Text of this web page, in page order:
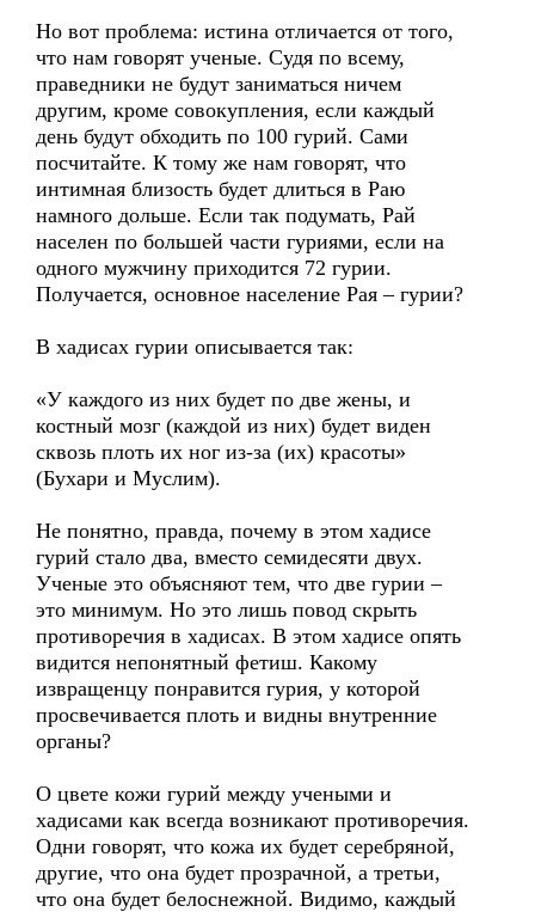
Но вот проблема: истина отличается от того,
что нам говорят ученые. Судя по всему,
праведники не будут заниматься ничем
другим, кроме совокупления, если каждый
день будут обходить по 100 гурий. Сами
посчитайте. К тому же нам говорят, что
интимная близость будет длиться в Раю
намного дольше. Если так подумать, Рай
населен по большей части гуриями, если на
одного мужчину приходится 72 гурии.
Получается, основное население Рая – гурии?
В хадисах гурии описывается так:
«У каждого из них будет по две жены, и
костный мозг (каждой из них) будет виден
сквозь плоть их ног из-за (их) красоты»
(Бухари и Муслим).
Не понятно, правда, почему в этом хадисе
гурий стало два, вместо семидесяти двух.
Ученые это объясняют тем, что две гурии –
это минимум. Но это лишь повод скрыть
противоречия в хадисах. В этом хадисе опять
видится непонятный фетиш. Какому
извращенцу понравится гурия, у которой
просвечивается плоть и видны внутренние
органы?
О цвете кожи гурий между учеными и
хадисами как всегда возникают противоречия.
Одни говорят, что кожа их будет серебряной,
другие, что она будет прозрачной, а третьи,
что она будет белоснежной. Видимо, каждый